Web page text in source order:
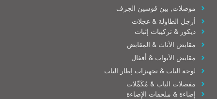
موصلات, بين قوسين الجرف
أرجل الطاولة & عجلات
ديكور & تركيبات إثبات
مقابض الأثاث & المقابض
مقابض الأبواب & أقفال
لوحة الباب & تجهيزات إطار الباب
مفصلات الباب & مُكَمِّلات
إضاءة & ملحقات الإضاءة